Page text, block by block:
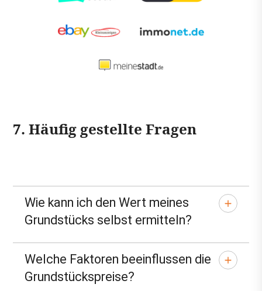
7. Häufig gestellte Fragen
Wie kann ich den Wert meines
Grundstücks selbst ermitteln?
Welche Faktoren beeinflussen die
Grundstückspreise?